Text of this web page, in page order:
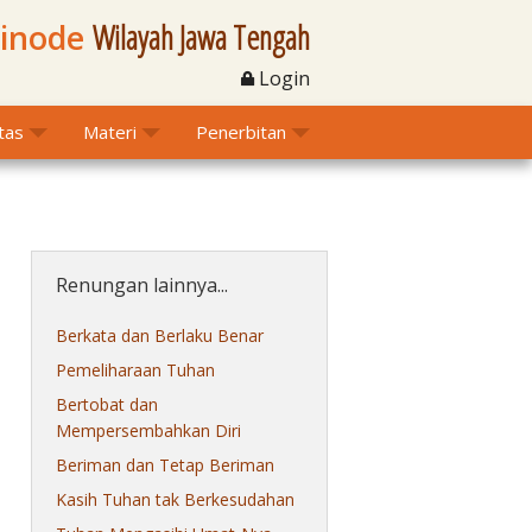
Wilayah Jawa Tengah
Login
Materi Penerbitan
Renungan lainnya...
Berkata dan Berlaku Benar
Pemeliharaan Tuhan
Bertobat dan
Mempersembahkan Diri
Beriman dan Tetap Beriman
Kasih Tuhan tak Berkesudahan